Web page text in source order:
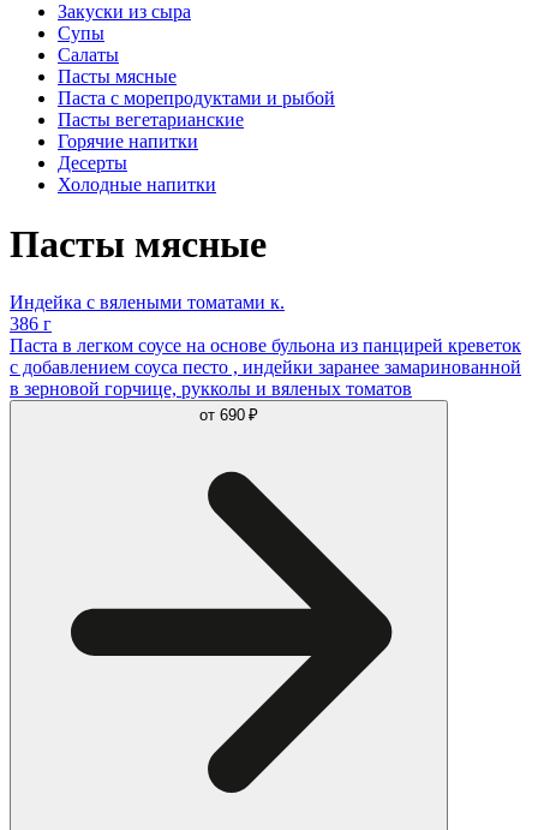
Закуски из сыра
Супы
Салаты
Пасты мясные
Паста с морепродуктами и рыбой
Пасты вегетарианские
Горячие напитки
Десерты
Холодные напитки
Пасты мясные
Индейка с вялеными томатами к.
386 г
Паста в легком соусе на основе бульона из панцирей креветок
с добавлением соуса песто , индейки заранее замаринованной
в зерновой горчице, рукколы и вяленых томатов
от 690 ₽